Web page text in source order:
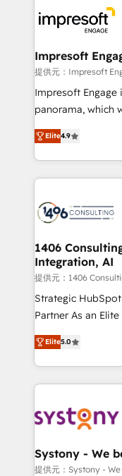
results. 🎯 We present a solution-centric approach
and we're
of HubSpot's
value from the platform
worked 400+
but specialise in
represent key
Impresoft
提供元：Impresoft
Impresoft Engage
panorama, which
putting Customer
creating digital
people, processes and data.
digital solutions
marketing
allowing
the needs of the customer. We are
Group, a group of
companies that
Competence
The synergies
together with the
to accompany
transformation
Elite4.9
1406
Integration, AI
提供元：1406
Strategic
Partner As an Elite HubSpot Partner, 1406 Consulting
helps mid-market
they sell, market,
HubSpot—we
to help you keep winning. What
Data & Content 📈
Agent Creation 🔄
Migration Why 1406 We become part of your team.
Elite5.0
Systony - We
提供元：Systony -